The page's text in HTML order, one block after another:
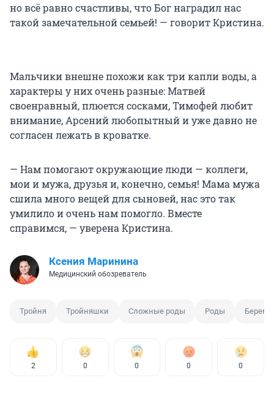
но всё равно счастливы, что Бог наградил нас
такой замечательной семьей! — говорит Кристина.
Мальчики внешне похожи как три капли воды, а
характеры у них очень разные: Матвей
своенравный, плюется сосками, Тимофей любит
внимание, Арсений любопытный и уже давно не
согласен лежать в кроватке.
— Нам помогают окружающие люди — коллеги,
мои и мужа, друзья и, конечно, семья! Мама мужа
сшила много вещей для сыновей, нас это так
умилило и очень нам помогло. Вместе
справимся, — уверена Кристина.
Ксения Маринина
Медицинский обозреватель
Тройня Тройняшки Сложные роды Роды
2 0 0 0 0